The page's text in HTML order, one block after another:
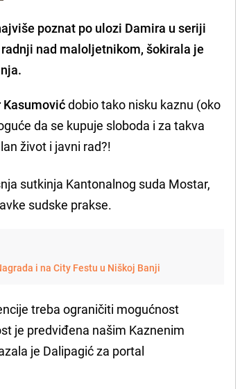
poznat po ulozi Damira u seriji
nad maloljetnikom, šokirala je
dobio tako nisku kaznu (oko
da se kupuje sloboda i za takva
život i javni rad?!
sutkinja Kantonalnog suda Mostar,
sudske prakse.
i na City Festu u Niškoj Banji
treba ograničiti mogućnost
je predviđena našim Kaznenim
je Dalipagić za portal